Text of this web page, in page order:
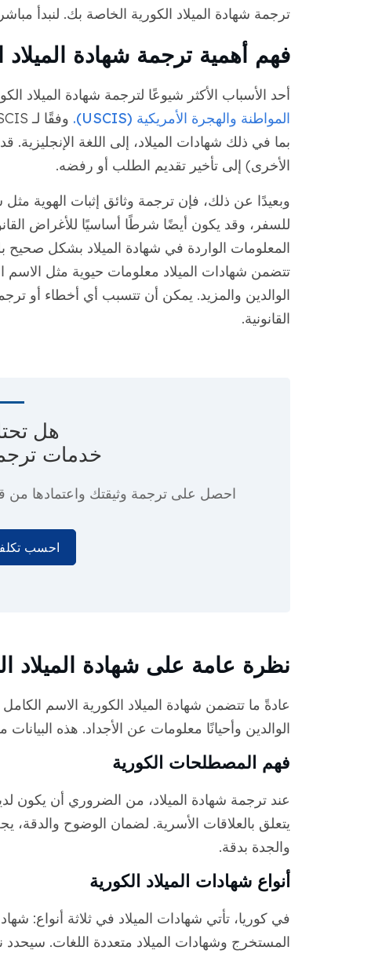
ترجمة شهادة الميلاد الكورية الخاصة بك. لنبدأ
فهم أهمية ترجمة شهادة الميلاد
أحد الأسباب الأكثر شيوعًا لترجمة شهادة الميلاد
المواطنة والهجرة الأمريكية (USCIS).
بما في ذلك شهادات الميلاد، إلى اللغة
الأخرى) إلى تأخير تقديم الطلب أو رفضه.
وبعيدًا عن ذلك، فإن ترجمة وثائق إثبات الهوية
للسفر، وقد يكون أيضًا شرطًا أساسيًا للأغراض
المعلومات الواردة في شهادة الميلاد بشكل صحيح
تتضمن شهادات الميلاد معلومات حيوية مثل الاسم
الوالدين والمزيد. يمكن أن تتسبب أي أخطاء أو
القانونية.
هل
خدمات
احصل على ترجمة وثيقتك واعتمادها
احسب
نظرة عامة على شهادة الميلاد
عادةً ما تتضمن شهادة الميلاد الكورية الاسم
الوالدين وأحيانًا معلومات عن الأجداد. هذه
فهم المصطلحات الكورية
عند ترجمة شهادة الميلاد، من الضروري أن يكون
يتعلق بالعلاقات الأسرية. لضمان الوضوح
والجدة بدقة.
أنواع شهادات الميلاد الكورية
في كوريا، تأتي شهادات الميلاد في ثلاثة أنواع:
المستخرج وشهادات الميلاد متعددة اللغات. سيحدد